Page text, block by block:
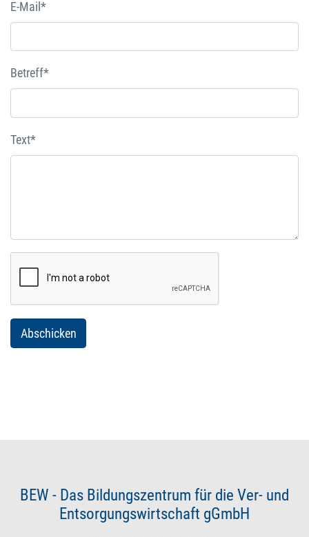
E-Mail*
Betreff*
Text*
BEW - Das Bildungszentrum für die Ver- und
Entsorgungswirtschaft gGmbH